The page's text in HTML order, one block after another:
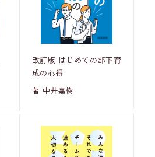
改訂版 はじめての部下育
成の心得
著 中井嘉樹